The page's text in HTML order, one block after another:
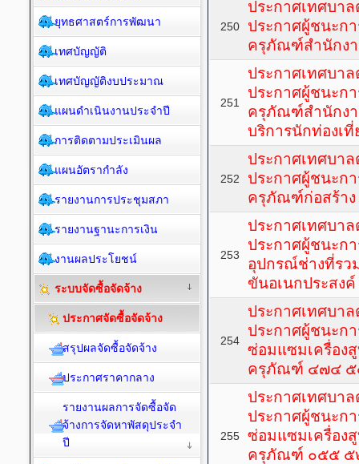
250
ประกาศเทศบาล
ประกาศผู้ชนะก
ครุภัณฑ์สำนักง
251
ประกาศเทศบาล
ประกาศผู้ชนะก
ครุภัณฑ์สำนักงา
บริการนักท่องเที่
252
ประกาศเทศบาล
ประกาศผู้ชนะก
ครุภัณฑ์ก่อสร้าง
253
ประกาศเทศบาล
ประกาศผู้ชนะก
อุปกรณ์ช่างที่รว
ขันอเนกประสงค์
254
ประกาศเทศบาล
ประกาศผู้ชนะก
ซ่อมแซมเครื่อง
ครุภัณฑ์ ๔๗๔ ๕
255
ประกาศเทศบาล
ประกาศผู้ชนะก
ซ่อมแซมเครื่อง
ครุภัณฑ์ ๐๕๕ ๕
ยุทธศาสตร์การพัฒนา
เทศบัญญัติ
เทศบัญญัติงบประมาณ
แผนดำเนินงานประจำปี
การติดตามประเมินผล
แผนอัตรากำลัง
รายงานการประชุมสภา
รายงานฐานะการเงิน
งานผลประโยชน์
ระบบจัดซื้อจัดจ้าง
ประกาศจัดซื้อจัดจ้าง
สรุปผลจัดซื้อจัดจ้าง
ประกาศราคากลาง
รายงานผลการจัดซื้อจัด
จ้างการจัดหาพัสดุประจำ
ปี